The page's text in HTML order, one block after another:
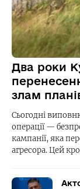
Два роки
злам
Сьогодні
операції —
кампанії, яка
агресора. Цей